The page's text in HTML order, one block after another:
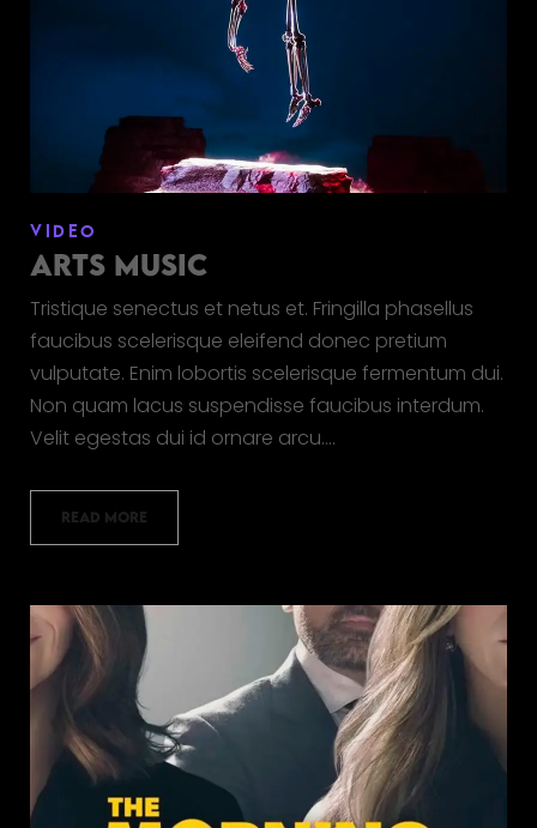
VIDEO
ARTS MUSIC
Tristique senectus et netus et. Fringilla phasellus
faucibus scelerisque eleifend donec pretium
vulputate. Enim lobortis scelerisque fermentum dui.
Non quam lacus suspendisse faucibus interdum.
Velit egestas dui id ornare arcu.…
READ MORE